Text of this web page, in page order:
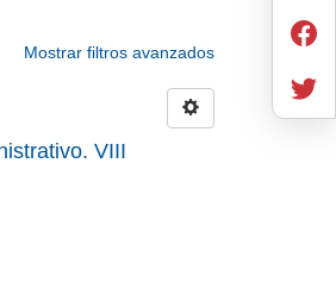
Mostrar filtros avanzados
VIII